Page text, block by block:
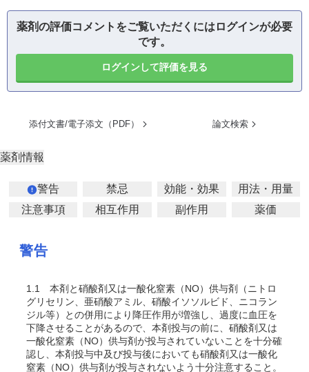
薬剤の評価コメントをご覧いただくにはログインが必要
です。
ログインして評価を見る
添付文書/電子添文（PDF） 論文検索
薬剤情報
警告 禁忌 効能・効果
用法・用量
注意事項
相互作用 副作用 薬価
警告
1.1
本剤と硝酸剤又は一酸化窒素（NO）供与剤（ニトロ
グリセリン、亜硝酸アミル、硝酸イソソルビド、ニコラン
ジル等）との併用により降圧作用が増強し、過度に血圧を
下降させることがあるので、本剤投与の前に、硝酸剤又は
一酸化窒素（NO）供与剤が投与されていないことを十分確
認し、本剤投与中及び投与後においても硝酸剤又は一酸化
窒素（NO）供与剤が投与されないよう十分注意すること。